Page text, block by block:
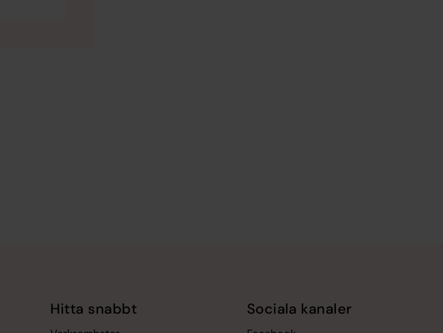
Hitta snabbt Sociala kanaler